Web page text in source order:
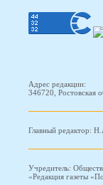
Адрес редакции:
346720, Ростовская
Главный редактор:
Учредитель:
«Редакция газеты